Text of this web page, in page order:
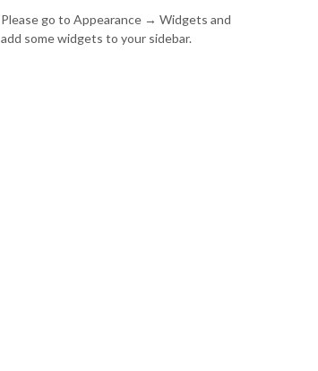
Please go to Appearance → Widgets and
add some widgets to your sidebar.